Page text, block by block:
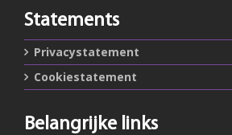
Statements
Privacystatement
Cookiestatement
Belangrijke links